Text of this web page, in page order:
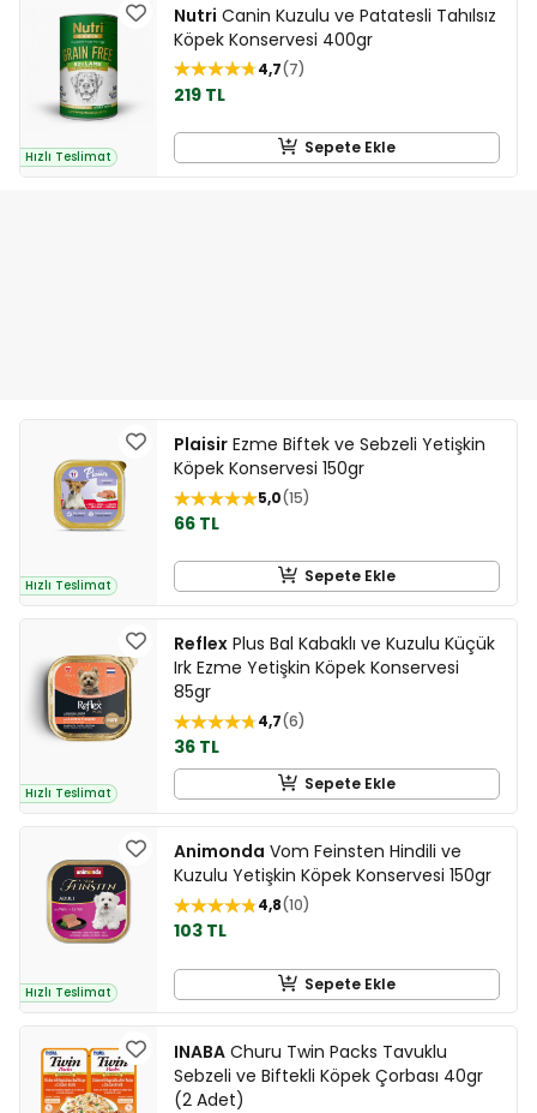
Hızlı Teslimat
Nutri Canin Kuzulu ve Patatesli Tahılsız
Köpek Konservesi 400gr
4,7 7
219 TL
Sepete Ekle
Hızlı Teslimat
Plaisir Ezme Biftek ve Sebzeli Yetişkin
Köpek Konservesi 150gr
5,0 15
66 TL
Sepete Ekle
Hızlı Teslimat
Reflex Plus Bal Kabaklı ve Kuzulu Küçük
Irk Ezme Yetişkin Köpek Konservesi
85gr
4,7 6
36 TL
Sepete Ekle
Hızlı Teslimat
Animonda Vom Feinsten Hindili ve
Kuzulu Yetişkin Köpek Konservesi 150gr
4,8 10
103 TL
Sepete Ekle
INABA Churu Twin Packs Tavuklu
Sebzeli ve Biftekli Köpek Çorbası 40gr
(2 Adet)